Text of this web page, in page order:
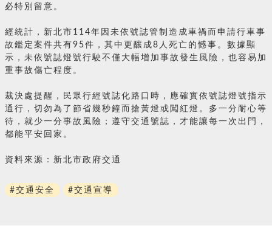
必特別留意。
經統計，新北市114年因未依號誌管制造成車禍而申請行車事
故鑑定案件共有95件，其中更釀成8人死亡的憾事。數據顯
示，未依號誌燈號行駛不僅大幅增加事故發生風險，也容易加
重事故傷亡程度。
裁決處提醒，民眾行經號誌化路口時，應確實依號誌燈號指示
通行，切勿為了節省幾秒鐘而搶黃燈或闖紅燈。多一分耐心等
待，就少一分事故風險；遵守交通號誌，才能讓每一次出門，
都能平安回家。
資料來源：新北市政府交通
#交通安全 #交通宣導